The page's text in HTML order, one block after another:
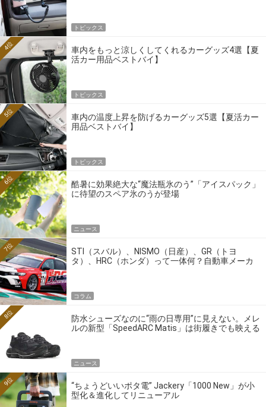
トピックス
車内をもっと涼しくしてくれるカーグッズ4選【夏
活カー用品ベストバイ】
4位
トピックス
車内の温度上昇を防げるカーグッズ5選【夏活カー
用品ベストバイ】
5位
トピックス
酷暑に効果絶大な“魔法瓶氷のう”「アイスパック」
に待望のスペア氷のうが登場
6位
ニュース
STI（スバル）、NISMO（日産）、GR（トヨ
タ）、HRC（ホンダ）って一体何？自動車メーカ
7位
コラム
防水シューズなのに“雨の日専用”に見えない。メレ
ルの新型「SpeedARC Matis」は街履きでも映える
8位
ニュース
“ちょうどいいポタ電” Jackery「1000 New」が小
型化＆進化してリニューアル
9位